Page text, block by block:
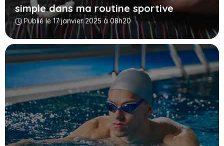
simple dans ma routine sportive
Publié le 17 janvier 2025 à 08h20